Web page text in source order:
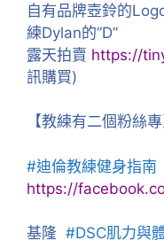
自有品牌壺鈴的
練Dylan的”D”
露天拍賣 https://
訊購買)
【教練有二個粉絲
#迪倫教練健身指南
https://
基隆 #DSC肌力與